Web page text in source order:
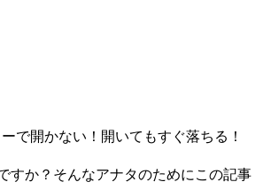
で開かない！開いてもすぐ落ちる！
すか？そんなアナタのためにこの記事